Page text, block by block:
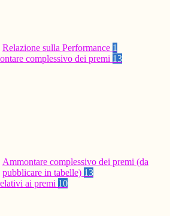
Relazione sulla Performance 1
complessivo dei premi 13
Ammontare complessivo dei premi (da
pubblicare in tabelle) 13
ai premi 10